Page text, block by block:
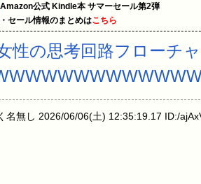
Amazon公式 Kindle本 サマーセール第2弾
セール情報のまとめはこちら
女性の思考回路フローチ
名無し 2026/06/06(土) 12:35:19.17 ID:/